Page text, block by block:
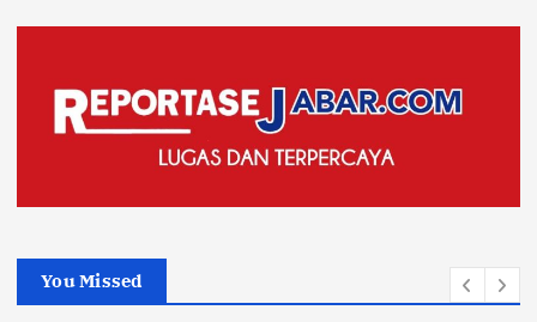
You Missed